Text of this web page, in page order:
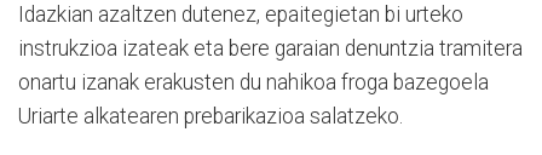
Idazkian azaltzen dutenez, epaitegietan bi urteko
instrukzioa izateak eta bere garaian denuntzia tramitera
onartu izanak erakusten du nahikoa froga bazegoela
Uriarte alkatearen prebarikazioa salatzeko.